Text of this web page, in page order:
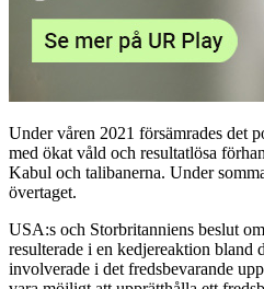
Under våren 2021 försämrades det
med ökat våld och resultatlösa
Kabul och talibanerna. Under
övertaget.
USA:s och Storbritanniens beslut
resulterade i en kedjereaktion bland
involverade i det fredsbevarande